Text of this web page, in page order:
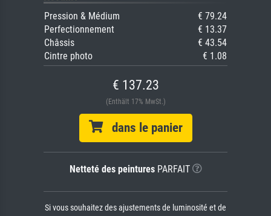
Pression & Médium
€ 79.24
Perfectionnement
€ 13.37
Châssis
€ 43.54
Cintre photo
€ 1.08
€ 137.23
(Enthält 17% MwSt.)
dans le panier
Netteté des peinturesPARFAIT
Si vous souhaitez des ajustements de luminosité et de